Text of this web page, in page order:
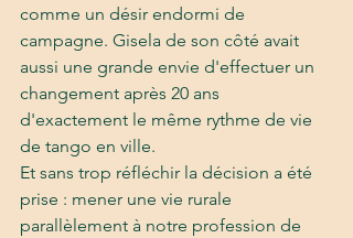
comme un désir endormi de
campagne. Gisela de son côté avait
aussi une grande envie d'effectuer un
changement après 20 ans
d'exactement le même rythme de vie
de tango en ville.
Et sans trop réfléchir la décision a été
prise : mener une vie rurale
parallèlement à notre profession de